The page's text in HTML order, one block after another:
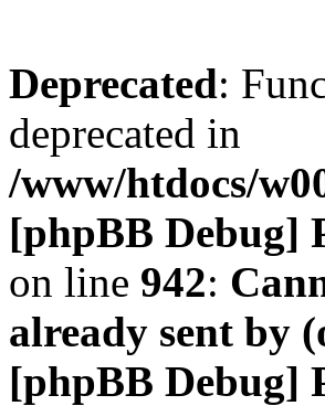
Deprecated:
deprecated in
/www/htdocs/
[phpBB Debug]
on line 942:
already sent by
[phpBB Debug]